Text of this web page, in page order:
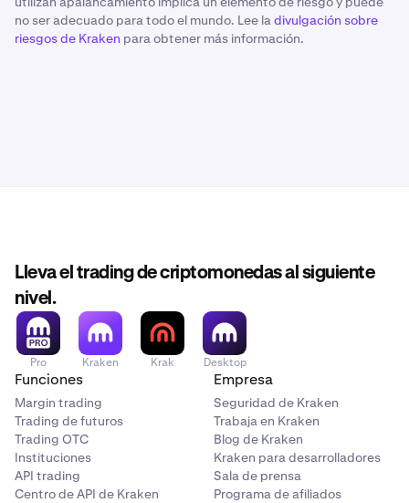
no ser adecuado para todo el mundo. Lee ladivulgación sobre
riesgos de Kraken para obtener más información.
Lleva el trading de criptomonedas al siguiente
nivel.
Pro Kraken Krak Desktop
Funciones
Margin trading
Trading de futuros
Trading OTC
Instituciones
API trading
Centro de API de Kraken
Empresa
Seguridad de Kraken
Trabaja en Kraken
Blog de Kraken
Kraken para desarrolladores
Sala de prensa
Programa de afiliados